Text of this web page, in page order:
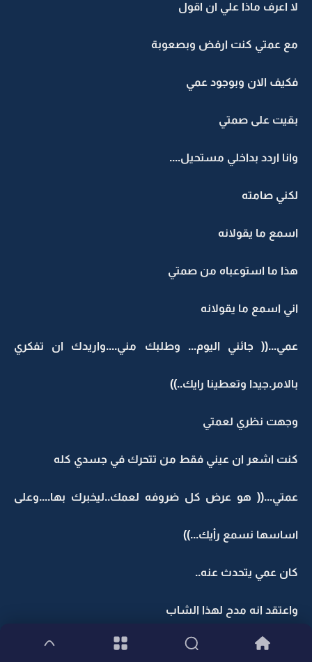
لا اعرف ماذا علي ان اقول
مع عمتي كنت ارفض وبصعوبة
فكيف الان وبوجود عمي
بقيت على صمتي
وانا اردد بداخلي مستحيل....
لكني صامته
اسمع ما يقولانه
هذا ما استوعباه من صمتي
اني اسمع ما يقولانه
عمي...(( جائني اليوم... وطلبك مني....واريدك ان تفكري
بالامر.جيدا وتعطينا رايك..))
وجهت نظري لعمتي
كنت اشعر ان عيني فقط من تتحرك في جسدي كله
عمتي...(( هو عرض كل ضروفه لعمك..ليخبرك بها....وعلى
اساسها نسمع رأيك...))
كان عمي يتحدث عنه..
واعتقد انه مدح لهذا الشاب
(( شاب محترم...درس هنا. وسيعود للبلاد ويستقر